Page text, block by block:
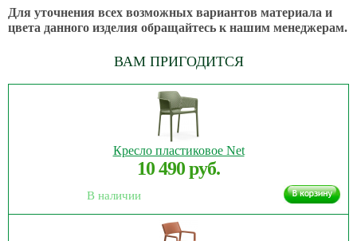
ВАМ ПРИГОДИТСЯ
Кресло пластиковое Net
10 490 руб.
В наличии
Для уточнения всех возможных вариантов материала и
цвета данного изделия обращайтесь к нашим менеджерам.